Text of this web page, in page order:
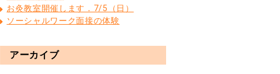
お灸教室開催します．7/5（日）
ソーシャルワーク面接の体験
アーカイブ